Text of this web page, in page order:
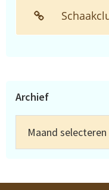
Archief